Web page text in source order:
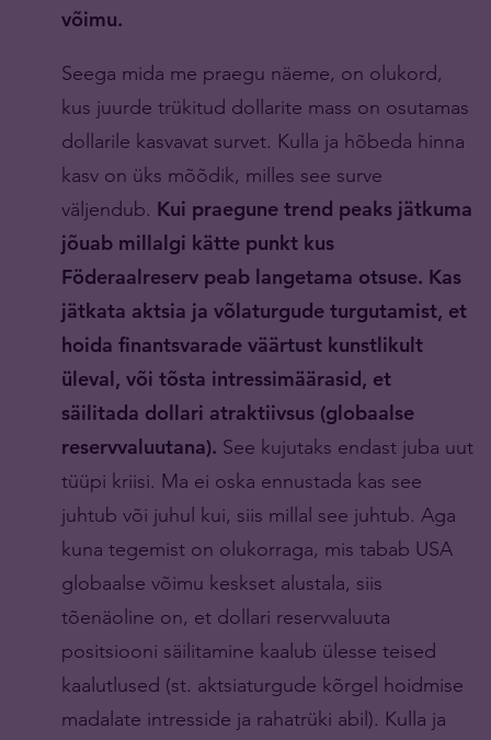
võimu.
Seega mida me praegu näeme, on olukord,
kus juurde trükitud dollarite mass on osutamas
dollarile kasvavat survet. Kulla ja hõbeda hinna
kasv on üks mõõdik, milles see surve
väljendub. Kui praegune trend peaks jätkuma
jõuab millalgi kätte punkt kus
Föderaalreserv peab langetama otsuse. Kas
jätkata aktsia ja võlaturgude turgutamist, et
hoida finantsvarade väärtust kunstlikult
üleval, või tõsta intressimäärasid, et
säilitada dollari atraktiivsus (globaalse
reservvaluutana). See kujutaks endast juba uut
tüüpi kriisi. Ma ei oska ennustada kas see
juhtub või juhul kui, siis millal see juhtub. Aga
kuna tegemist on olukorraga, mis tabab USA
globaalse võimu keskset alustala, siis
tõenäoline on, et dollari reservvaluuta
positsiooni säilitamine kaalub ülesse teised
kaalutlused (st. aktsiaturgude kõrgel hoidmise
madalate intresside ja rahatrüki abil). Kulla ja